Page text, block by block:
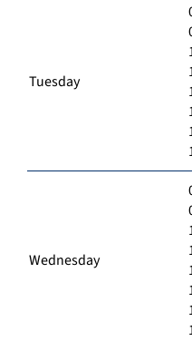
Tuesday
Wednesday